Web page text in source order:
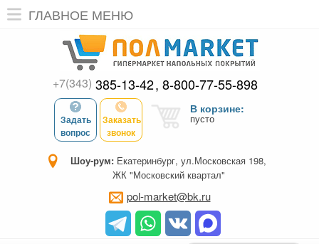
ГЛАВНОЕ МЕНЮ
+7(343) 385-13-42 8-800-77-55-898
Задать
вопрос
Заказать
звонок
В корзине:
пусто
Шоу-рум: Екатеринбург, ул.Московская 198,
ЖК "Московский квартал"
pol-market@bk.ru